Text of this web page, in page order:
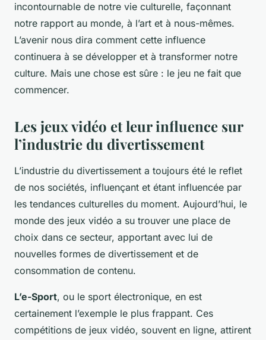
incontournable de notre vie culturelle, façonnant
notre rapport au monde, à l’art et à nous-mêmes.
L’avenir nous dira comment cette influence
continuera à se développer et à transformer notre
culture. Mais une chose est sûre : le jeu ne fait que
commencer.
Les jeux vidéo et leur influence sur
l’industrie du divertissement
L’industrie du divertissement a toujours été le reflet
de nos sociétés, influençant et étant influencée par
les tendances culturelles du moment. Aujourd’hui, le
monde des jeux vidéo a su trouver une place de
choix dans ce secteur, apportant avec lui de
nouvelles formes de divertissement et de
consommation de contenu.
L’e-Sport, ou le sport électronique, en est
certainement l’exemple le plus frappant. Ces
compétitions de jeux vidéo, souvent en ligne, attirent